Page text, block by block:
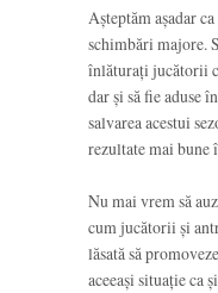
Așteptăm așadar
schimbări majore.
înlăturați jucătorii
dar și să fie aduse
salvarea acestui
rezultate mai bune
Nu mai vrem să
cum jucătorii și
lăsată să
aceeași situație ca